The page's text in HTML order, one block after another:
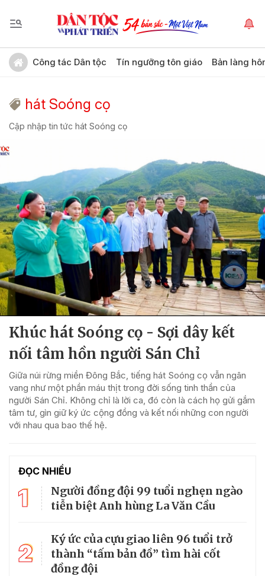
Công tác Dân tộc Tín ngưỡng tôn giáo Bản làng
hát Soóng cọ
Cập nhập tin tức hát Soóng cọ
Khúc hát Soóng cọ - Sợi dây kết
nối tâm hồn người Sán Chỉ
Giữa núi rừng miền Đông Bắc, tiếng hát Soóng cọ vẫn ngân
vang như một phần máu thịt trong đời sống tinh thần của
người Sán Chỉ. Không chỉ là lời ca, đó còn là cách họ gửi gắm
tâm tư, gìn giữ ký ức cộng đồng và kết nối những con người
với nhau qua bao thế hệ.
ĐỌC NHIỀU
1
Người đồng đội 99 tuổi nghẹn ngào
tiễn biệt Anh hùng La Văn Cầu
2
Ký ức của cựu giao liên 96 tuổi trở
thành “tấm bản đồ” tìm hài cốt
đồng đội